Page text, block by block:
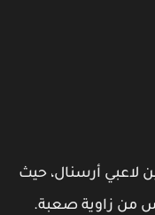
أرسنال، حيث
زاوية صعبة.